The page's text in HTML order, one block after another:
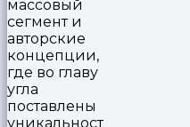
массовый
сегмент и
авторские
концепции,
где во главу
угла
поставлены
уникальность